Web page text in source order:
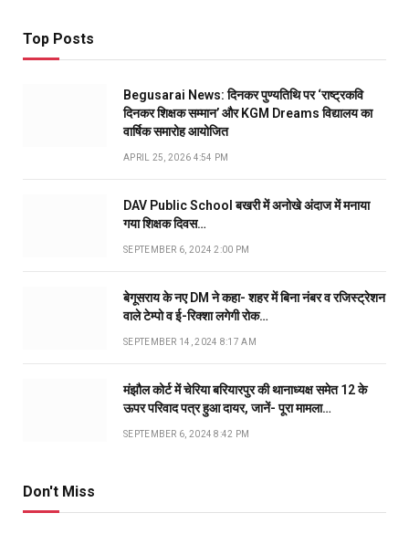
Top Posts
Begusarai News: दिनकर पुण्यतिथि पर ‘राष्ट्रकवि
दिनकर शिक्षक सम्मान’ और KGM Dreams विद्यालय का
वार्षिक समारोह आयोजित
APRIL 25, 2026 4:54 PM
DAV Public School बखरी में अनोखे अंदाज में मनाया
गया शिक्षक दिवस…
SEPTEMBER 6, 2024 2:00 PM
बेगूसराय के नए DM ने कहा- शहर में बिना नंबर व रजिस्ट्रेशन
वाले टेम्पो व ई-रिक्शा लगेगी रोक…
SEPTEMBER 14, 2024 8:17 AM
मंझौल कोर्ट में चेरिया बरियारपुर की थानाध्यक्ष समेत 12 के
ऊपर परिवाद पत्र हुआ दायर, जानें- पूरा मामला…
SEPTEMBER 6, 2024 8:42 PM
Don't Miss